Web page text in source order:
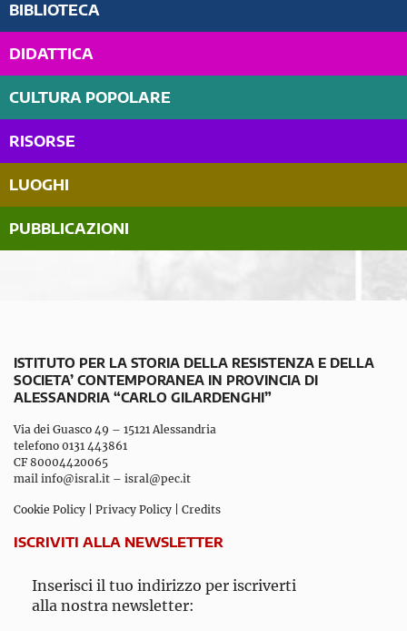
BIBLIOTECA
DIDATTICA
CULTURA POPOLARE
RISORSE
LUOGHI
PUBBLICAZIONI
ISTITUTO PER LA STORIA DELLA RESISTENZA E DELLA
SOCIETA’ CONTEMPORANEA IN PROVINCIA DI
ALESSANDRIA “CARLO GILARDENGHI”
Via dei Guasco 49 – 15121 Alessandria
telefono 0131 443861
CF 80004420065
mail info@isral.it – isral@pec.it
Cookie Policy Privacy Policy Credits
ISCRIVITI ALLA NEWSLETTER
Inserisci il tuo indirizzo per iscriverti
alla nostra newsletter: